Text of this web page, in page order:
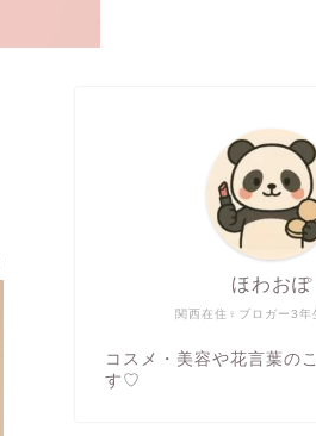
関西在住♀ブロガー3
ほわおぽ
コスメ・美容や花言葉の
す♡